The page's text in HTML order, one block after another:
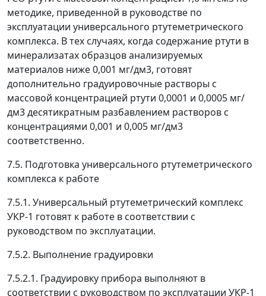
методике, приведенной в руководстве по
эксплуатации универсального ртутеметрического
комплекса. В тех случаях, когда содержание ртути в
минерализатах образцов анализируемых
материалов ниже 0,001 мг/дм3, готовят
дополнительно градуировочные растворы с
массовой концентрацией ртути 0,0001 и 0,0005 мг/
дм3десятикратным разбавлением растворов с
концентрациями 0,001 и 0,005 мг/дм3
соответственно.
7.5. Подготовка универсального ртутеметрического
комплекса к работе
7.5.1. Универсальный ртутеметрический комплекс
УКР-1 готовят к работе в соответствии с
руководством по эксплуатации.
7.5.2. Выполнение градуировки
7.5.2.1. Градуировку прибора выполняют в
соответствии с руководством по эксплуатации УКР-1